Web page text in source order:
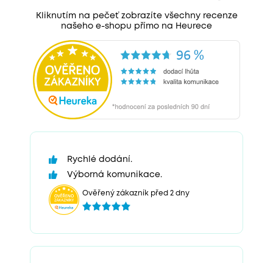
Kliknutím na pečeť zobrazíte všechny recenze
našeho e-shopu přímo na Heurece
Rychlé dodání.
Výborná komunikace.
Ověřený zákazník před 2 dny